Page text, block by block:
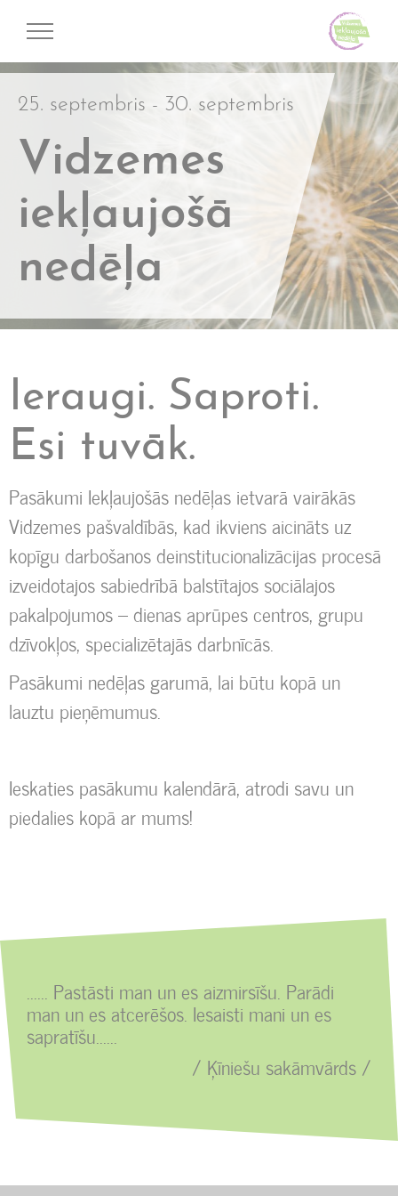
25. septembris - 30. septembris
Vidzemes
iekļaujošā
nedēļa
Ieraugi. Saproti.
Esi tuvāk.
Pasākumi Iekļaujošās nedēļas ietvarā vairākās
Vidzemes pašvaldībās, kad ikviens aicināts uz
kopīgu darbošanos deinstitucionalizācijas procesā
izveidotajos sabiedrībā balstītajos sociālajos
pakalpojumos – dienas aprūpes centros, grupu
dzīvokļos, specializētajās darbnīcās.
Pasākumi nedēļas garumā, lai būtu kopā un
lauztu pieņēmumus.
Ieskaties pasākumu kalendārā, atrodi savu un
piedalies kopā ar mums!
...... Pastāsti man un es aizmirsīšu. Parādi
man un es atcerēšos. Iesaisti mani un es
sapratīšu......
/ Ķīniešu sakāmvārds /